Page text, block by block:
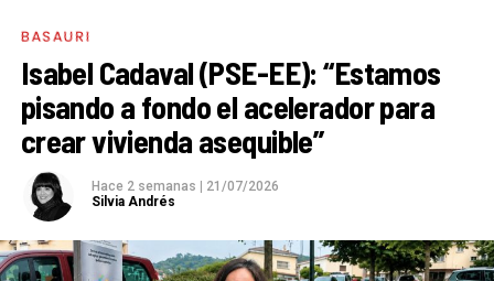
BASAURI
Isabel Cadaval (PSE-EE): “Estamos
pisando a fondo el acelerador para
crear vivienda asequible”
Hace 2 semanas
21/07/2026
Silvia Andrés